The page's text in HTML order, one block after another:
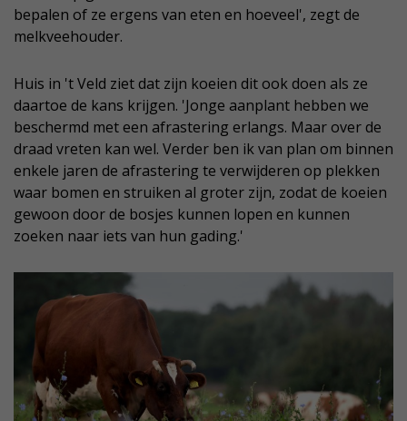
bepalen of ze ergens van eten en hoeveel', zegt de
melkveehouder.
Huis in 't Veld ziet dat zijn koeien dit ook doen als ze
daartoe de kans krijgen. 'Jonge aanplant hebben we
beschermd met een afrastering erlangs. Maar over de
draad vreten kan wel. Verder ben ik van plan om binnen
enkele jaren de afrastering te verwijderen op plekken
waar bomen en struiken al groter zijn, zodat de koeien
gewoon door de bosjes kunnen lopen en kunnen
zoeken naar iets van hun gading.'